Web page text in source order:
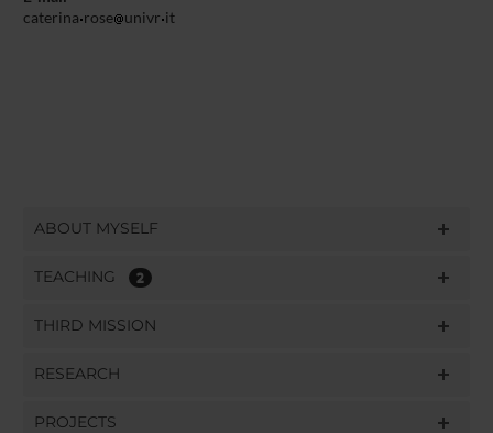
caterina rose univr it
ABOUT MYSELF
TEACHING 2
THIRD MISSION
RESEARCH
PROJECTS